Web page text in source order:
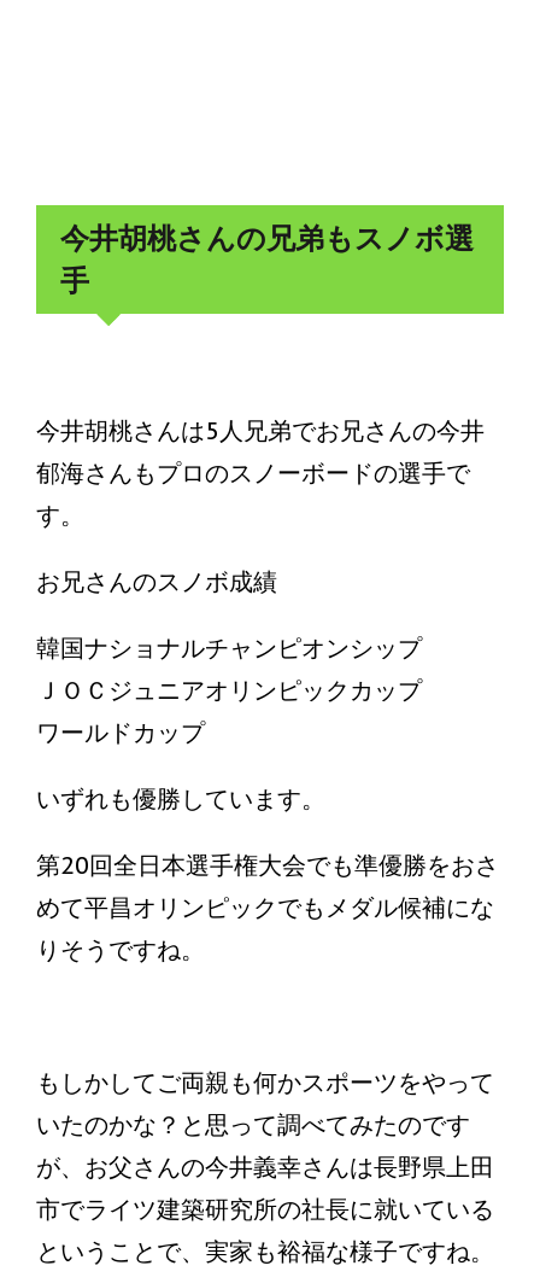
今井胡桃さんの兄弟もスノボ選
手
今井胡桃さんは5人兄弟でお兄さんの今井
郁海さんもプロのスノーボードの選手で
す。
お兄さんのスノボ成績
韓国ナショナルチャンピオンシップ
ＪＯＣジュニアオリンピックカップ
ワールドカップ
いずれも優勝しています。
第20回全日本選手権大会でも準優勝をおさ
めて平昌オリンピックでもメダル候補にな
りそうですね。
もしかしてご両親も何かスポーツをやって
いたのかな？と思って調べてみたのです
が、お父さんの今井義幸さんは長野県上田
市でライツ建築研究所の社長に就いている
ということで、実家も裕福な様子ですね。